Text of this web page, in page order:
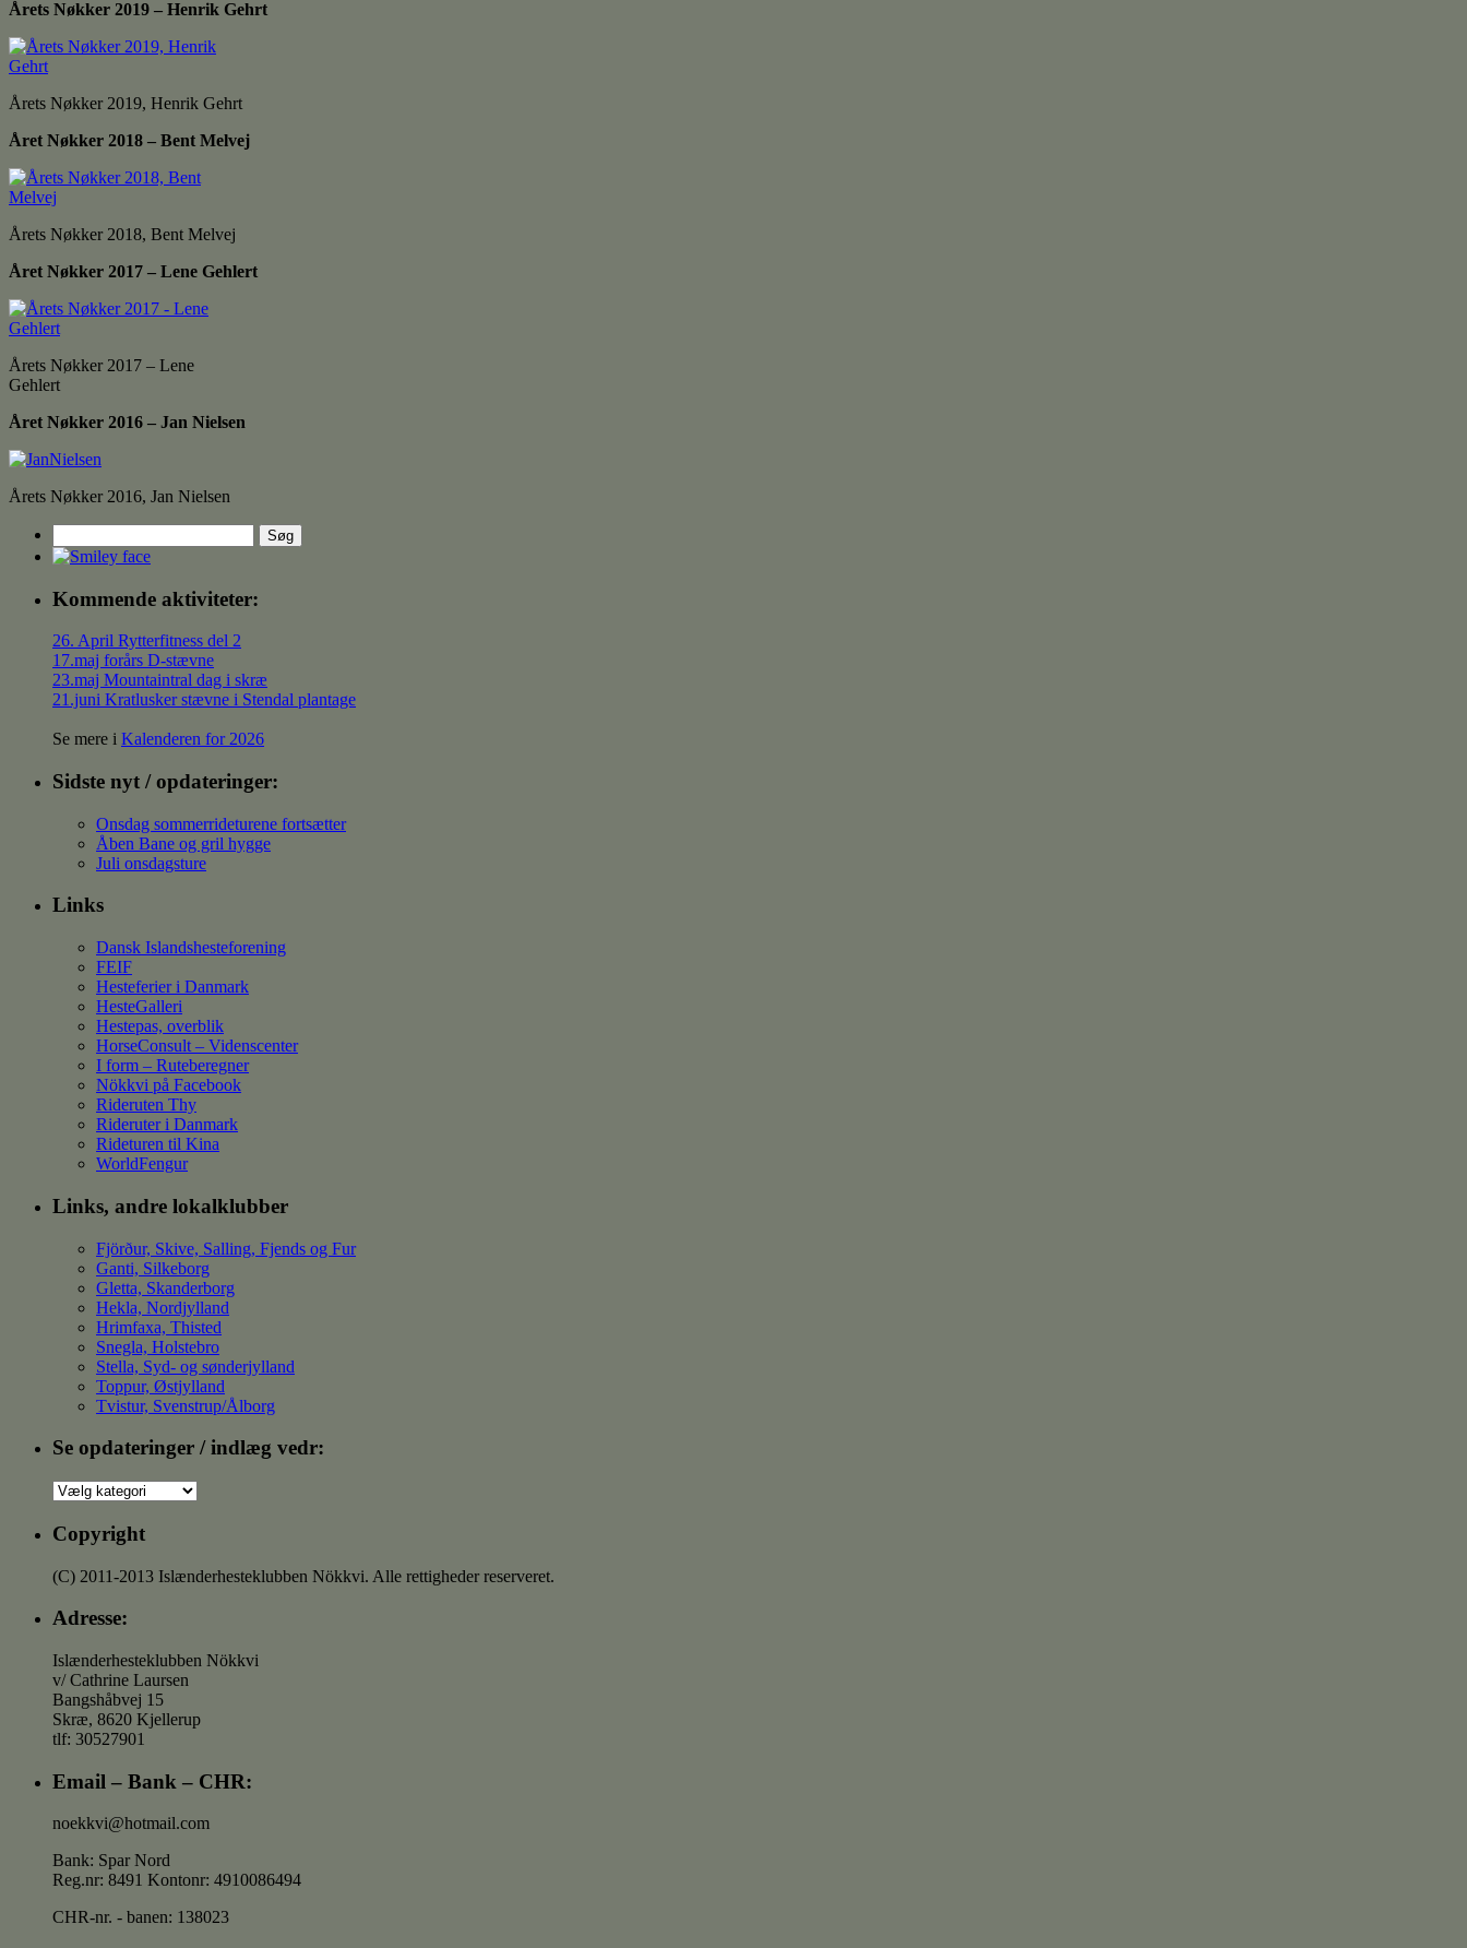
Årets Nøkker 2019 – Henrik Gehrt
Årets Nøkker 2019, Henrik Gehrt
Året Nøkker 2018 – Bent Melvej
Årets Nøkker 2018, Bent Melvej
Året Nøkker 2017 – Lene Gehlert
Årets Nøkker 2017 – Lene
Gehlert
Året Nøkker 2016 – Jan Nielsen
Årets Nøkker 2016, Jan Nielsen
efter:
Kommende aktiviteter:
26. April Rytterfitness del 2
17.maj forårs D-stævne
23.maj Mountaintral dag i skræ
21.juni Kratlusker stævne i Stendal plantage
Se mere i Kalenderen for 2026
Sidste nyt / opdateringer:
Onsdag sommerrideturene fortsætter
Åben Bane og gril hygge
Juli onsdagsture
Links
Dansk Islandshesteforening
FEIF
Hesteferier i Danmark
HesteGalleri
Hestepas, overblik
HorseConsult – Videnscenter
I form – Ruteberegner
Nökkvi på Facebook
Rideruten Thy
Rideruter i Danmark
Rideturen til Kina
WorldFengur
Links, andre lokalklubber
Fjörður, Skive, Salling, Fjends og Fur
Ganti, Silkeborg
Gletta, Skanderborg
Hekla, Nordjylland
Hrimfaxa, Thisted
Snegla, Holstebro
Stella, Syd- og sønderjylland
Toppur, Østjylland
Tvistur, Svenstrup/Ålborg
Se opdateringer / indlæg vedr:
Se
/
indlæg
vedr:
Copyright
(C) 2011-2013 Islænderhesteklubben Nökkvi. Alle rettigheder reserveret.
Adresse:
Islænderhesteklubben Nökkvi
v/ Cathrine Laursen
Bangshåbvej 15
Skræ, 8620 Kjellerup
tlf: 30527901
Email – Bank – CHR:
noekkvi@hotmail.com
Bank: Spar Nord
Reg.nr: 8491 Kontonr: 4910086494
CHR-nr. - banen: 138023